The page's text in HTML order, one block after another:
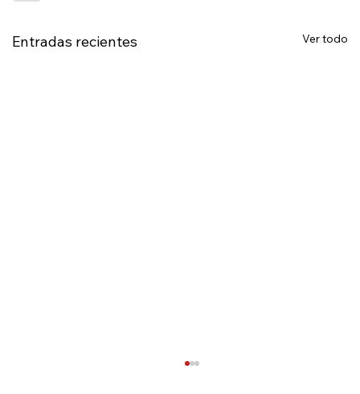
Entradas recientes Ver todo